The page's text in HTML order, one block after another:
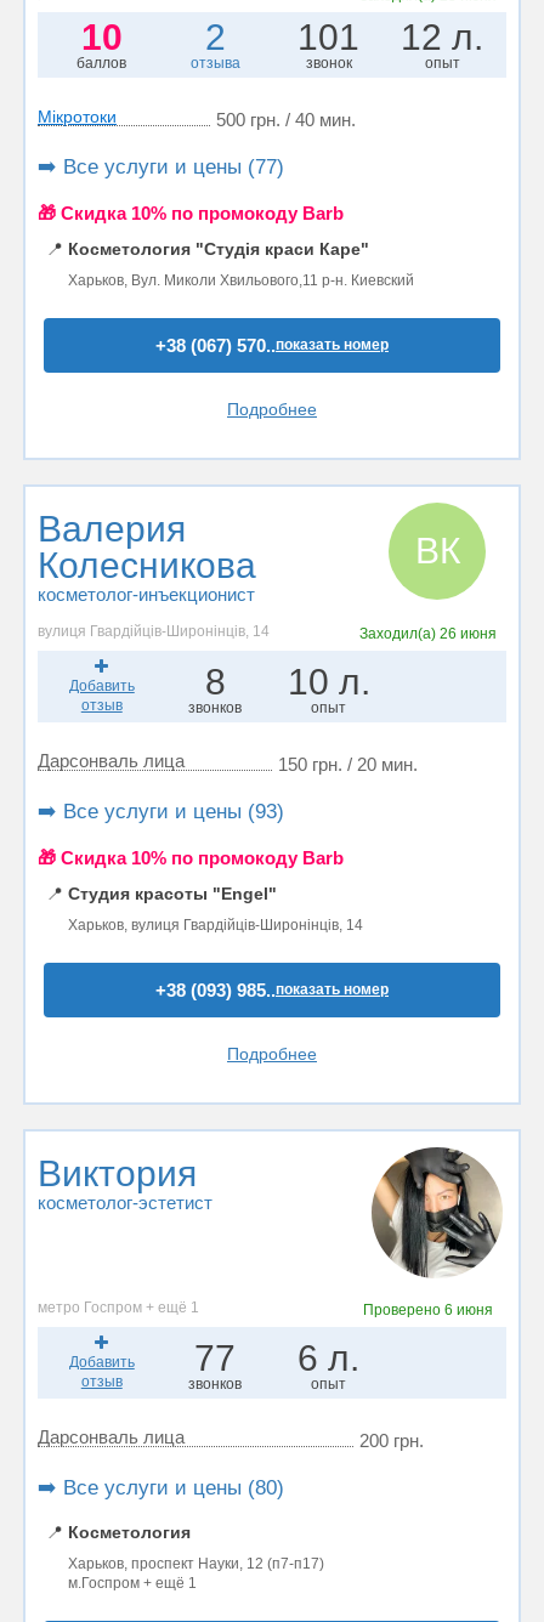
10
баллов
2
отзыва
101
звонок
12 л.
опыт
Мікротоки 500 грн. / 40 мин.
➡️ Все услуги и цены (77)
🎁 Cкидка 10% по промокоду Barb
📍 Косметология "Студія краси Каре"
Харьков, Вул. Миколи Хвильового,11 р-н. Киевский
+38 (067) 570..показать номер
Подробнее
Валерия
Колесникова
косметолог-инъекционист
ВК
вулиця Гвардійців-Широнінців, 14 Заходил(а)26 июня
Добавить
отзыв
8
звонков
10 л.
опыт
Дарсонваль лица 150 грн. / 20 мин.
➡️ Все услуги и цены (93)
🎁 Cкидка 10% по промокоду Barb
📍 Студия красоты "Engel"
Харьков, вулиця Гвардійців-Широнінців, 14
+38 (093) 985..показать номер
Подробнее
Виктория
косметолог-эстетист
метро Госпром + ещё 1 Проверено6 июня
Добавить
отзыв
77
звонков
6 л.
опыт
Дарсонваль лица 200 грн.
➡️ Все услуги и цены (80)
📍 Косметология
Харьков, проспект Науки, 12 (п7-п17)
м.Госпром + ещё 1